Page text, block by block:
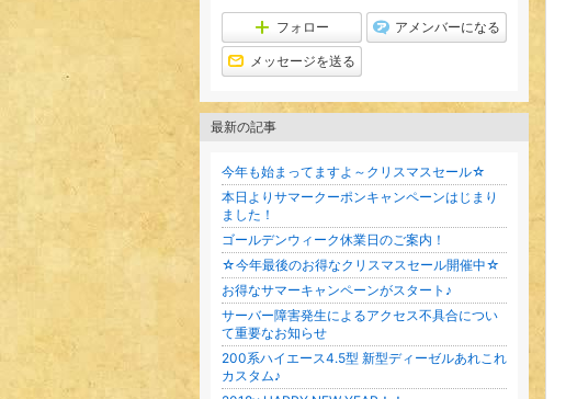
ン
フォロー アメンバーになる
メッセージを送る
最新の記事
今年も始まってますよ～クリスマスセール☆
本日よりサマークーポンキャンペーンはじまり
ました！
ゴールデンウィーク休業日のご案内！
☆今年最後のお得なクリスマスセール開催中☆
お得なサマーキャンペーンがスタート♪
サーバー障害発生によるアクセス不具合につい
て重要なお知らせ
200系ハイエース4.5型 新型ディーゼルあれこれ
カスタム♪